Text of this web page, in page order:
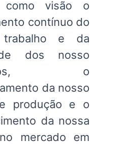
como visão o
contínuo do
trabalho e da
dos nosso
o
da nosso
produção e o
da nossa
mercado em